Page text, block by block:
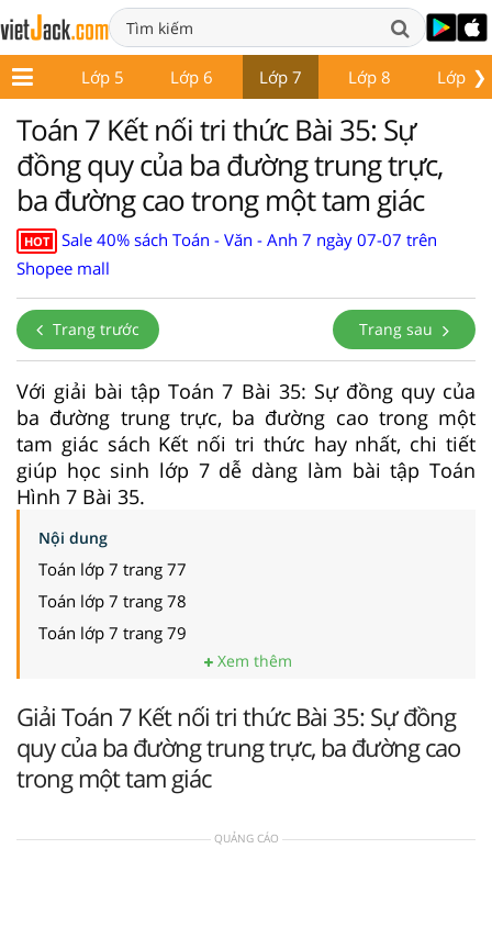
❯
4 Lớp 5 Lớp 6 Lớp 7 Lớp 8 Lớp 9
Toán 7 Kết nối tri thức Bài 35: Sự
đồng quy của ba đường trung trực,
ba đường cao trong một tam giác
HOT
Sale 40% sách Toán - Văn - Anh 7 ngày 07-07 trên
Shopee mall
Trang trước Trang sau
Với giải bài tập Toán 7 Bài 35: Sự đồng quy của
ba đường trung trực, ba đường cao trong một
tam giác sách Kết nối tri thức hay nhất, chi tiết
giúp học sinh lớp 7 dễ dàng làm bài tập Toán
Hình 7 Bài 35.
Nội dung
Toán lớp 7 trang 77
Toán lớp 7 trang 78
Toán lớp 7 trang 79
Xem thêm
Giải Toán 7 Kết nối tri thức Bài 35: Sự đồng
quy của ba đường trung trực, ba đường cao
trong một tam giác
QUẢNG CÁO